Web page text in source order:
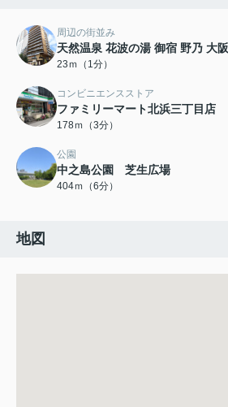
周辺の街並み
天然温泉 花波の湯 御宿 野乃 大
23ｍ（1分）
コンビニエンスストア
ファミリーマート北浜三丁目店
178ｍ（3分）
公園
中之島公園 芝生広場
404ｍ（6分）
地図